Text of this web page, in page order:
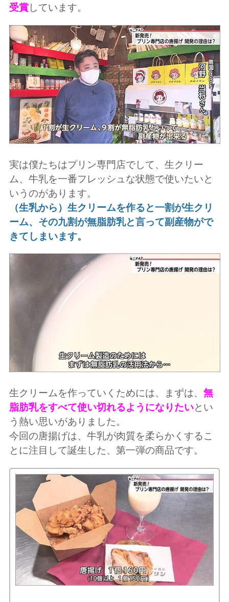
受賞しています。
実は僕たちはプリン専門店でして、生クリー
ム、牛乳を一番フレッシュな状態で使いたいと
いうのがあります。
（生乳から）生クリームを作ると一割が生クリ
ーム、その九割が無脂肪乳と言って副産物がで
きてしまいます。
生クリームを作っていくためには、まずは、 無
脂肪乳をすべて使い切れるようになりたいとい
う熱い思いがありました。
今回の唐揚げは、牛乳が肉質を柔らかくするこ
とに注目して誕生した、第一弾の商品です。